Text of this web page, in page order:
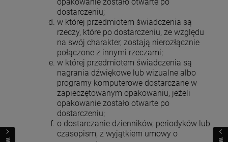
dostarczeniu;
w której przedmiotem świadczenia są
rzeczy, które po dostarczeniu, ze względu
na swój charakter, zostają nierozłącznie
połączone z innymi rzeczami;
w której przedmiotem świadczenia są
nagrania dźwiękowe lub wizualne albo
programy komputerowe dostarczane w
zapieczętowanym opakowaniu, jeżeli
opakowanie zostało otwarte po
dostarczeniu;
o dostarczanie dzienników, periodyków lub
czasopism, z wyjątkiem umowy o